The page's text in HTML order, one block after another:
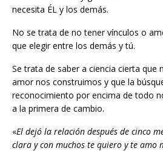
necesita ÉL y los demás.
No se trata de no tener vínculos o
que elegir entre los demás y tú.
Se trata de saber a ciencia cierta que
amor nos construimos y que la
reconocimiento por encima de todo
a la primera de cambio.
«El dejó la relación después de cinco
clara y con muchos te quiero y te amo